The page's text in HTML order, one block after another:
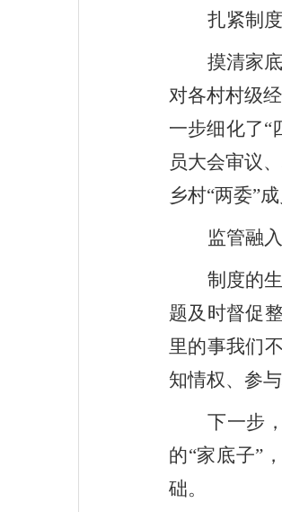
扎紧制度
摸清家
对各村村级
一步细化了“
员大会审议
乡村“两委”
监管融
制度的
题及时督促
里的事我们
知情权、参
下一步
的“家底子”
础。